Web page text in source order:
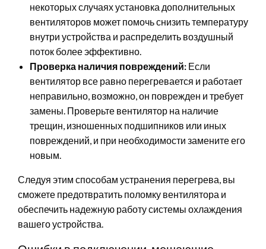
некоторых случаях установка дополнительных
вентиляторов может помочь снизить температуру
внутри устройства и распределить воздушный
поток более эффективно.
Проверка наличия повреждений: Если
вентилятор все равно перегревается и работает
неправильно, возможно, он поврежден и требует
замены. Проверьте вентилятор на наличие
трещин, изношенных подшипников или иных
повреждений, и при необходимости замените его
новым.
Следуя этим способам устранения перегрева, вы
сможете предотвратить поломку вентилятора и
обеспечить надежную работу системы охлаждения
вашего устройства.